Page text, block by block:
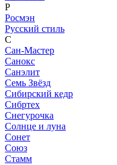
Р
Росмэн
Русский стиль
С
Сан-Мастер
Санокс
Санэлит
Семь Звёзд
Сибирский кедр
Сибртех
Снегурочка
Солнце и луна
Сонет
Союз
Стамм